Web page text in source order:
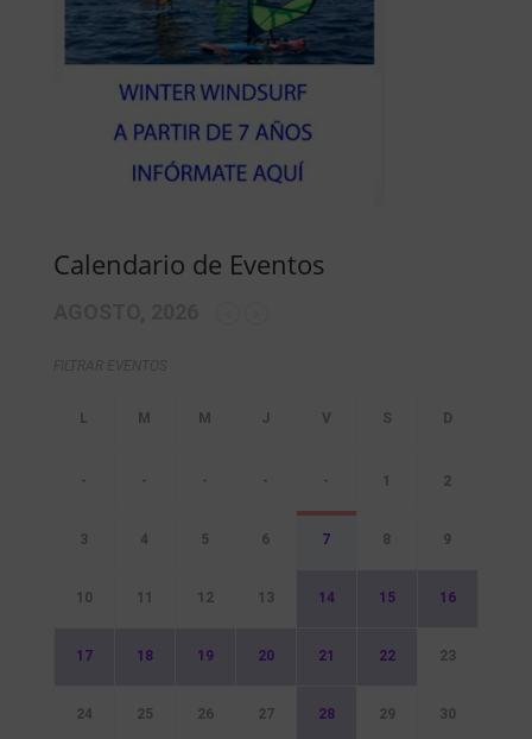
Calendario de Eventos
- - - - - 1 2
3 4 5 6 7 8 9
10 11 12 13 14 15 16
17 18 19 20 21 22 23
24 25 26 27 28 29 30